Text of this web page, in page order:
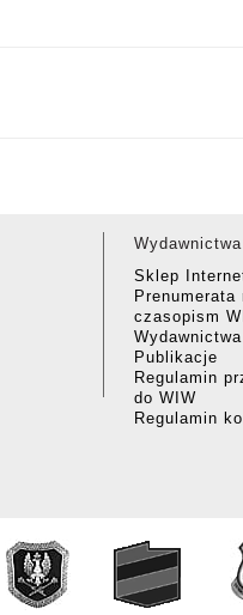
Sklep
czasopism
Publikacje
Regulamin
do WIW
Regulamin